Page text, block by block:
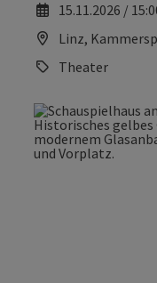
15.11.2026 /
Linz,
Theater